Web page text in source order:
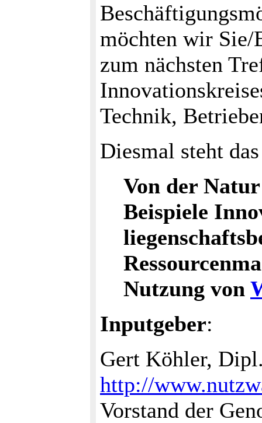
möchten wir Sie/
zum nächsten
Technik,
Diesmal steht
Von der
Beispiele
Nutzung von
Inputgeber:
Gert Köhler,
http://
Vorstand der